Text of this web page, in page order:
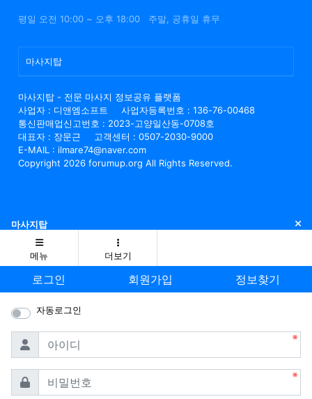
평일 오전 10:00 ~ 오후 18:00 주말, 공휴일 휴무
마사지탑
마사지탑 - 전문 마사지 정보공유 플랫폼
사업자 : 디앤엠소프트
사업자등록번호 : 136-76-00468
통신판매업신고번호 : 2023-고양일산동-0708호
대표자 : 장문근
고객센터 : 0507-2030-9000
E-MAIL : ilmare74@naver.com
Copyright 2026 forumup.org All Rights Reserved.
마사지탑 닫
메뉴 더보기
로그인 회원가입 정보찾기
자동로그인
아이디
비밀번호